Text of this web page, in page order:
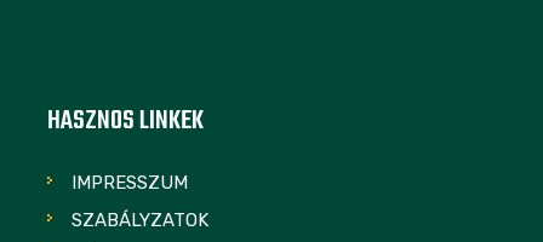
HASZNOS LINKEK
IMPRESSZUM
SZABÁLYZATOK